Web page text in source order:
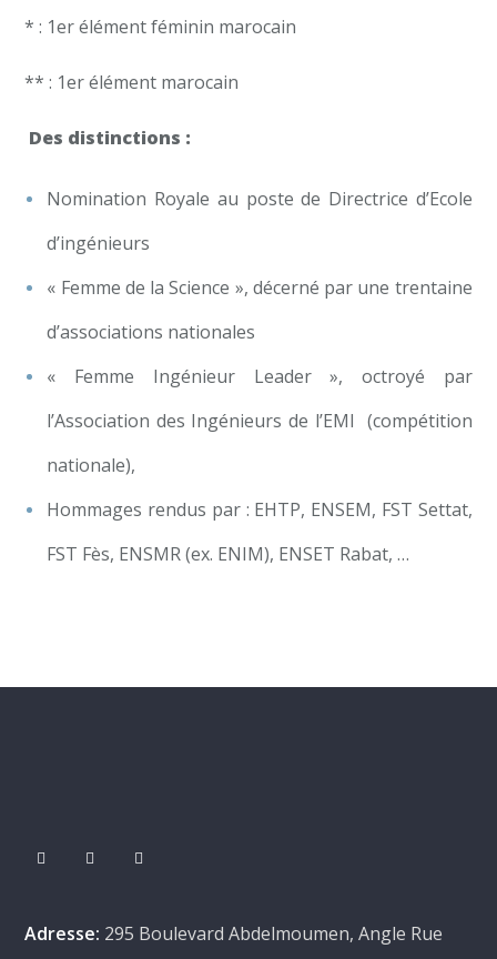
* : 1er élément féminin marocain
** : 1er élément marocain
Des distinctions :
Nomination Royale au poste de Directrice d’Ecole
d’ingénieurs
« Femme de la Science », décerné par une trentaine
d’associations nationales
« Femme Ingénieur Leader », octroyé par
l’Association des Ingénieurs de l’EMI (compétition
nationale),
Hommages rendus par : EHTP, ENSEM, FST Settat,
FST Fès, ENSMR (ex. ENIM), ENSET Rabat, …
Adresse: 295 Boulevard Abdelmoumen, Angle Rue